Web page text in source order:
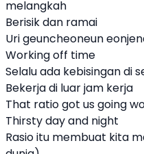
melangkah
Berisik dan ramai
Uri geuncheoneun
Working off time
Selalu ada kebisingan di
Bekerja di luar jam kerja
That ratio got us going
Thirsty day and night
Rasio itu membuat kita